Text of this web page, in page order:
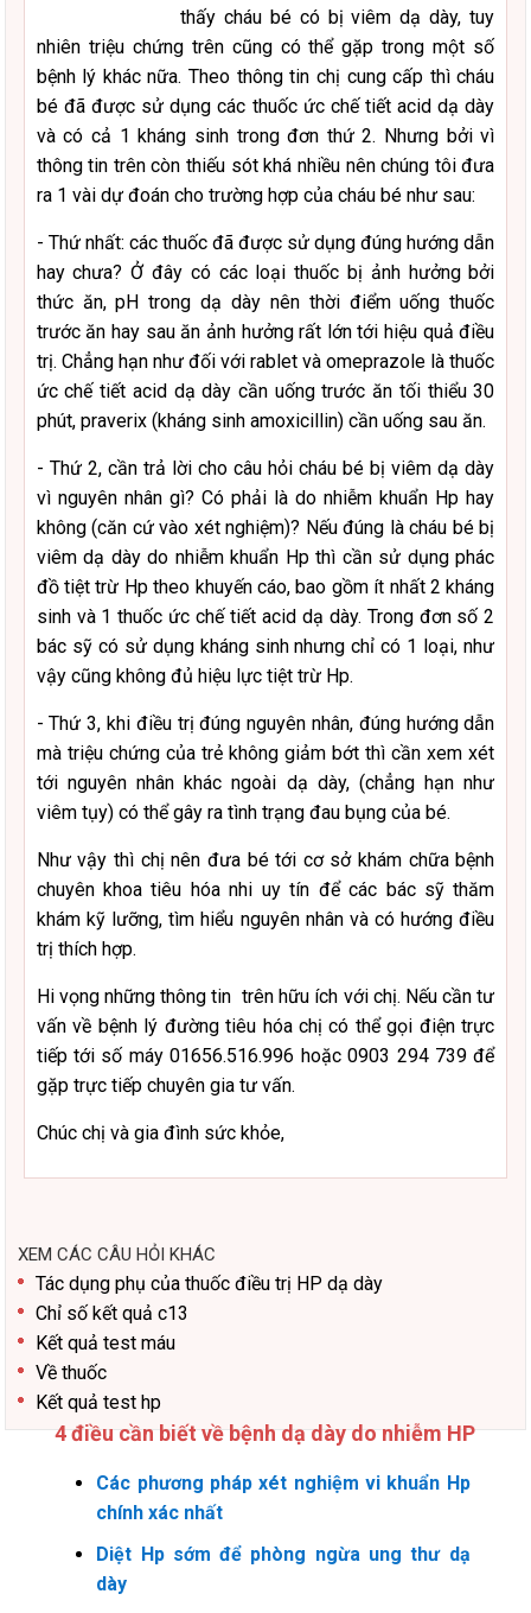
thấy cháu bé có bị viêm dạ dày, tuy
nhiên triệu chứng trên cũng có thể gặp trong một số
bệnh lý khác nữa. Theo thông tin chị cung cấp thì cháu
bé đã được sử dụng các thuốc ức chế tiết acid dạ dày
và có cả 1 kháng sinh trong đơn thứ 2. Nhưng bởi vì
thông tin trên còn thiếu sót khá nhiều nên chúng tôi đưa
ra 1 vài dự đoán cho trường hợp của cháu bé như sau:
- Thứ nhất: các thuốc đã được sử dụng đúng hướng dẫn
hay chưa? Ở đây có các loại thuốc bị ảnh hưởng bởi
thức ăn, pH trong dạ dày nên thời điểm uống thuốc
trước ăn hay sau ăn ảnh hưởng rất lớn tới hiệu quả điều
trị. Chẳng hạn như đối với rablet và omeprazole là thuốc
ức chế tiết acid dạ dày cần uống trước ăn tối thiểu 30
phút, praverix (kháng sinh amoxicillin) cần uống sau ăn.
- Thứ 2, cần trả lời cho câu hỏi cháu bé bị viêm dạ dày
vì nguyên nhân gì? Có phải là do nhiễm khuẩn Hp hay
không (căn cứ vào xét nghiệm)? Nếu đúng là cháu bé bị
viêm dạ dày do nhiễm khuẩn Hp thì cần sử dụng phác
đồ tiệt trừ Hp theo khuyến cáo, bao gồm ít nhất 2 kháng
sinh và 1 thuốc ức chế tiết acid dạ dày. Trong đơn số 2
bác sỹ có sử dụng kháng sinh nhưng chỉ có 1 loại, như
vậy cũng không đủ hiệu lực tiệt trừ Hp.
- Thứ 3, khi điều trị đúng nguyên nhân, đúng hướng dẫn
mà triệu chứng của trẻ không giảm bớt thì cần xem xét
tới nguyên nhân khác ngoài dạ dày, (chẳng hạn như
viêm tụy) có thể gây ra tình trạng đau bụng của bé.
Như vậy thì chị nên đưa bé tới cơ sở khám chữa bệnh
chuyên khoa tiêu hóa nhi uy tín để các bác sỹ thăm
khám kỹ lưỡng, tìm hiểu nguyên nhân và có hướng điều
trị thích hợp.
Hi vọng những thông tin trên hữu ích với chị. Nếu cần tư
vấn về bệnh lý đường tiêu hóa chị có thể gọi điện trực
tiếp tới số máy 01656.516.996 hoặc 0903 294 739 để
gặp trực tiếp chuyên gia tư vấn.
Chúc chị và gia đình sức khỏe,
XEM CÁC CÂU HỎI KHÁC
Tác dụng phụ của thuốc điều trị HP dạ dày
Chỉ số kết quả c13
Kết quả test máu
Về thuốc
Kết quả test hp
4 điều cần biết về bệnh dạ dày do nhiễm HP
Các phương pháp xét nghiệm vi khuẩn Hp
chính xác nhất
Diệt Hp sớm để phòng ngừa ung thư dạ
dày